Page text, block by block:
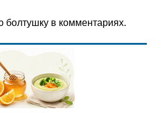
в комментариях.